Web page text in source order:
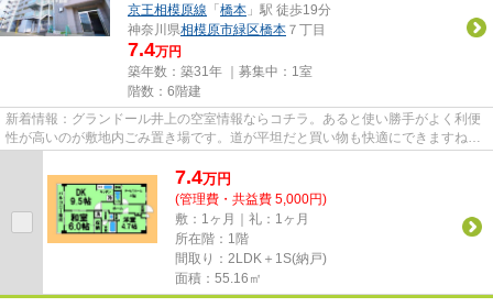
京王相模原線 「 橋本 」駅 徒歩19分
神奈川県相模原市緑区橋本 ７丁目
7.4万円
築年数：築31年 ｜募集中： 1室
階数：6階建
新着情報：グランドール井上の空室情報ならコチラ。あると使い勝手がよく利便
性が高いのが敷地内ごみ置き場です。道が平坦だと買い物も快適にできますね。
7.4万円
(管理費・共益費 5,000円)
敷：1ヶ月｜礼：1ヶ月
所在階：1階
間取り：2LDK＋1S(納戸)
面積：55.16㎡